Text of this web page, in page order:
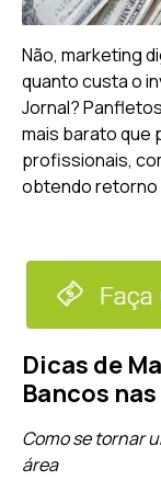
Não, marketing
quanto custa o
Jornal?
mais barato que
profissionais,
obtendo retorno
Dicas de
Bancos
Como se tornar
área